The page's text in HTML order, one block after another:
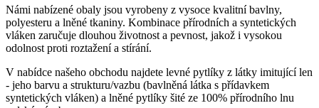
Námi nabízené obaly jsou vyrobeny z vysoce kvalitní bavlny,
polyesteru a lněné tkaniny. Kombinace přírodních a syntetických
vláken zaručuje dlouhou životnost a pevnost, jakož i vysokou
odolnost proti roztažení a stírání.
V nabídce našeho obchodu najdete levné pytlíky z látky imitující len
- jeho barvu a strukturu/vazbu (bavlněná látka s přídavkem
syntetických vláken) a lněné pytlíky šité ze 100% přírodního lnu